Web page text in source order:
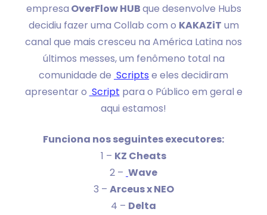
empresa OverFlow HUBque desenvolve Hubs
decidiu fazer uma Collab com o KAKAZiT um
canal que mais cresceu na América Latina nos
últimos messes, um fenômeno total na
comunidade de Scripts e eles decidiram
apresentar o Script para o Público em geral e
aqui estamos!
Funciona nos seguintes executores:
1 – KZ Cheats
2 – Wave
3 – Arceus x NEO
4 – Delta